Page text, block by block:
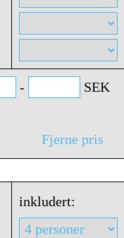
-
SEK
Fjerne pris
inkludert: